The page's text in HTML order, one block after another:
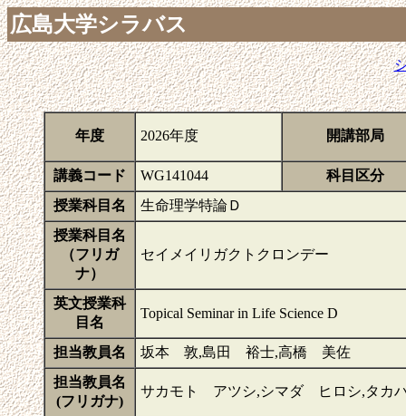
広島大学シラバス
年度 2026年度 開講部局
講義コード WG141044
科目区分
授業科目名
生命理学特論Ｄ
授業科目名
（フリガ
ナ）
セイメイリガクトクロンデー
英文授業科
目名
Topical Seminar in Life Science D
担当教員名
坂本 敦,島田 裕士,高橋 美佐
担当教員名
(フリガナ)
サカモト アツシ,シマダ ヒロシ,タカ